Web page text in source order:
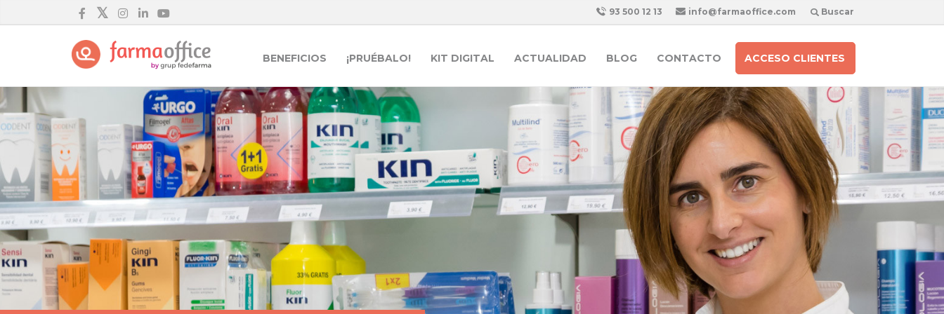
Buscar
93 500 12 13 info@farmaoffice.com
BENEFICIOS ¡PRUÉBALO! KIT DIGITAL ACTUALIDAD BLOG CONTACTO ACCESO CLIENTES